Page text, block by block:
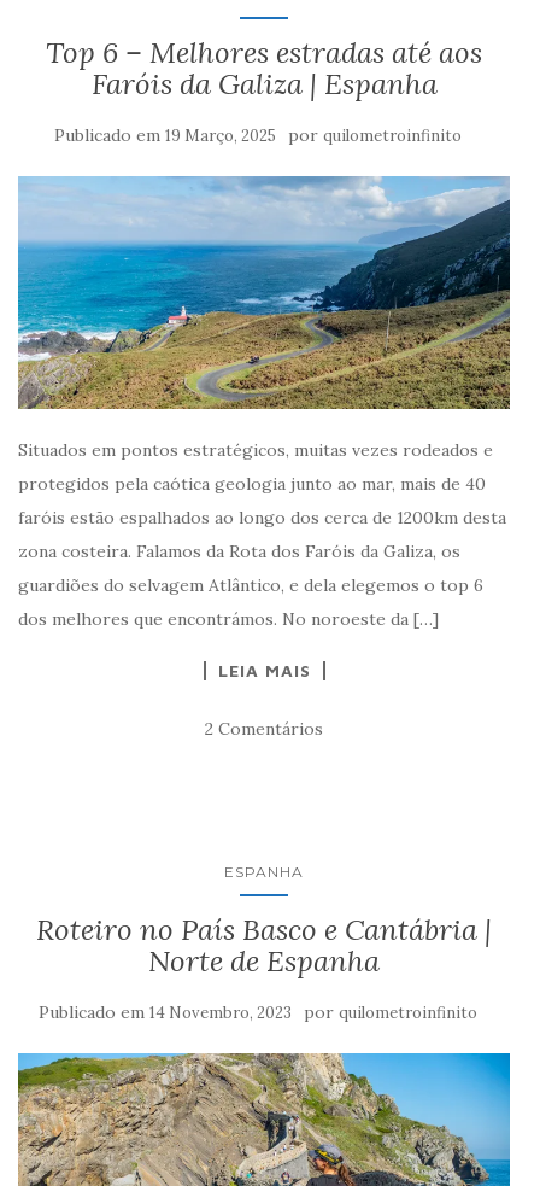
Top 6 – Melhores estradas até aos
Faróis da Galiza | Espanha
Publicado em 19 Março, 2025 por quilometroinfinito
Situados em pontos estratégicos, muitas vezes rodeados e
protegidos pela caótica geologia junto ao mar, mais de 40
faróis estão espalhados ao longo dos cerca de 1200km desta
zona costeira. Falamos da Rota dos Faróis da Galiza, os
guardiões do selvagem Atlântico, e dela elegemos o top 6
dos melhores que encontrámos. No noroeste da […]
LEIA MAIS
2 Comentários
ESPANHA
Roteiro no País Basco e Cantábria |
Norte de Espanha
Publicado em 14 Novembro, 2023 por quilometroinfinito